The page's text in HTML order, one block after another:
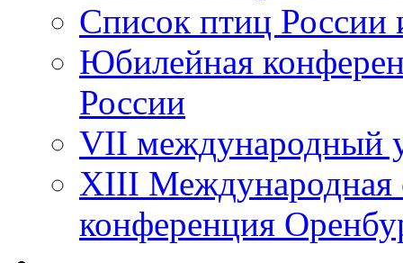
Список птиц России
Юбилейная
России
VII международный
XIII Международная
конференция